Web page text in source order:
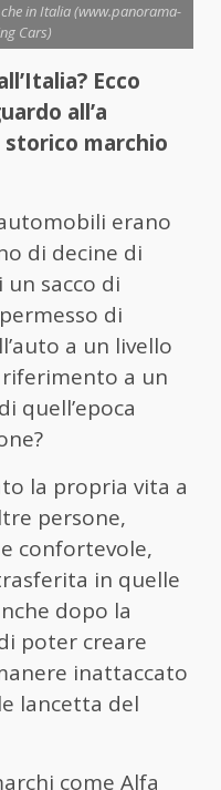
in Italia (www.panorama-
Cars)
Ecco
all’a
marchio
erano
di decine di
un sacco di
di
a un livello
a un
quell’epoca
la propria vita a
persone,
confortevole,
in quelle
dopo la
poter creare
inattaccato
lancetta del
come Alfa